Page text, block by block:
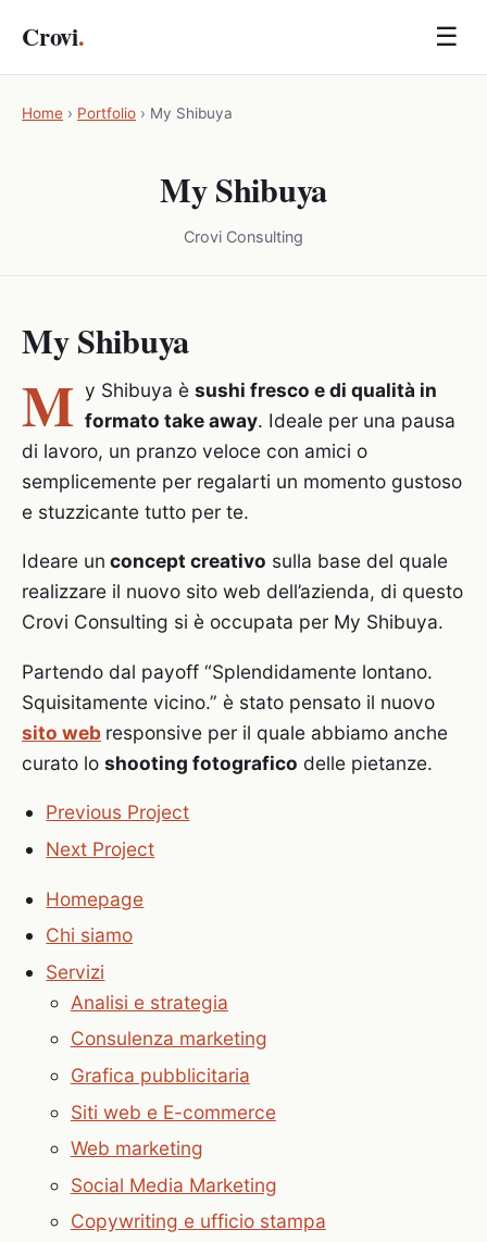
Crovi. ☰
Home › Portfolio › My Shibuya
My Shibuya
Crovi Consulting
My Shibuya
M y Shibuya è sushi fresco e di qualità in
formato take away. Ideale per una pausa
di lavoro, un pranzo veloce con amici o
semplicemente per regalarti un momento gustoso
e stuzzicante tutto per te.
Ideare un concept creativo sulla base del quale
realizzare il nuovo sito web dell’azienda, di questo
Crovi Consulting si è occupata per My Shibuya.
Partendo dal payoff “Splendidamente lontano.
Squisitamente vicino.” è stato pensato il nuovo
sito web responsive per il quale abbiamo anche
curato lo shooting fotografico delle pietanze.
Previous Project
Next Project
Homepage
Chi siamo
Servizi
Analisi e strategia
Consulenza marketing
Grafica pubblicitaria
Siti web e E-commerce
Web marketing
Social Media Marketing
Copywriting e ufficio stampa